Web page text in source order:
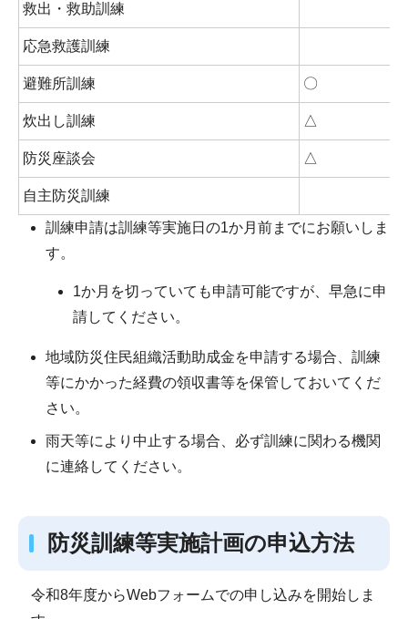
救出・救助訓練
応急救護訓練
避難所訓練 〇
炊出し訓練 △
防災座談会 △
自主防災訓練
訓練申請は訓練等実施日の1か月前までにお願いしま
す。
1か月を切っていても申請可能ですが、早急に申
請してください。
地域防災住民組織活動助成金を申請する場合、訓練
等にかかった経費の領収書等を保管しておいてくだ
さい。
雨天等により中止する場合、必ず訓練に関わる機関
に連絡してください。
防災訓練等実施計画の申込方法
令和8年度からWebフォームでの申し込みを開始しま